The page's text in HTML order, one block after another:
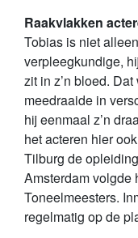
Raakvlakken
Tobias is niet
verpleegkundige,
zit in z’n bloed.
meedraaide in
hij eenmaal z’n
het acteren hier
Tilburg de
Amsterdam volgde
Toneelmeesters.
regelmatig op de